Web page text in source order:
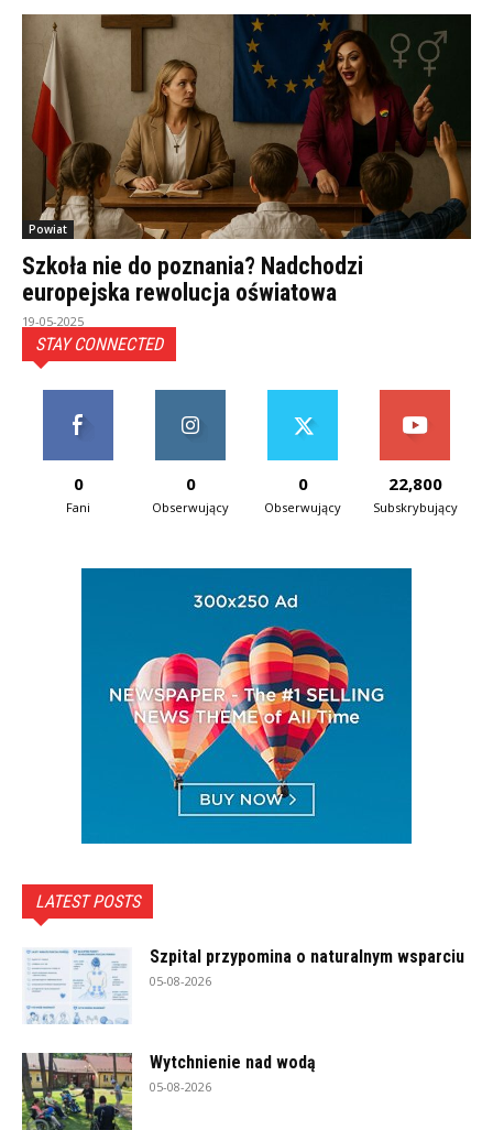
Powiat
Szkoła nie do poznania? Nadchodzi
europejska rewolucja oświatowa
19-05-2025
STAY CONNECTED
0
Fani
0
Obserwujący
0
Obserwujący
22,800
Subskrybujący
LATEST POSTS
Szpital przypomina o naturalnym wsparciu
05-08-2026
Wytchnienie nad wodą
05-08-2026